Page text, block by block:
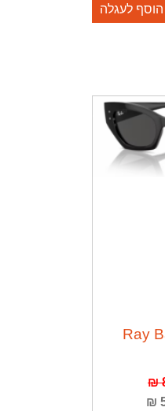
הוסף לעגלה
Ray